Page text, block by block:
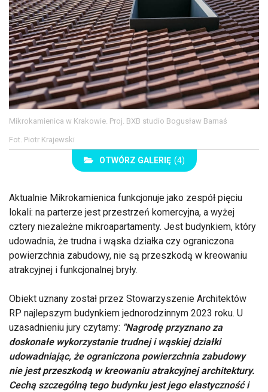
Mikrokamienica w Krakowie. Proj. BXB studio Bogusław Barnaś
Fot. Piotr Krajewski
OTWÓRZ GALERIĘ (4)
Aktualnie Mikrokamienica funkcjonuje jako zespół pięciu
lokali: na parterze jest przestrzeń komercyjna, a wyżej
cztery niezależne mikroapartamenty. Jest budynkiem, który
udowadnia, że trudna i wąska działka czy ograniczona
powierzchnia zabudowy, nie są przeszkodą w kreowaniu
atrakcyjnej i funkcjonalnej bryły.
Obiekt uznany został przez Stowarzyszenie Architektów
RP najlepszym budynkiem jednorodzinnym 2023 roku. U
uzasadnieniu jury czytamy: "Nagrodę przyznano za
doskonałe wykorzystanie trudnej i wąskiej działki
udowadniając, że ograniczona powierzchnia zabudowy
nie jest przeszkodą w kreowaniu atrakcyjnej architektury.
Cechą szczególną tego budynku jest jego elastyczność i